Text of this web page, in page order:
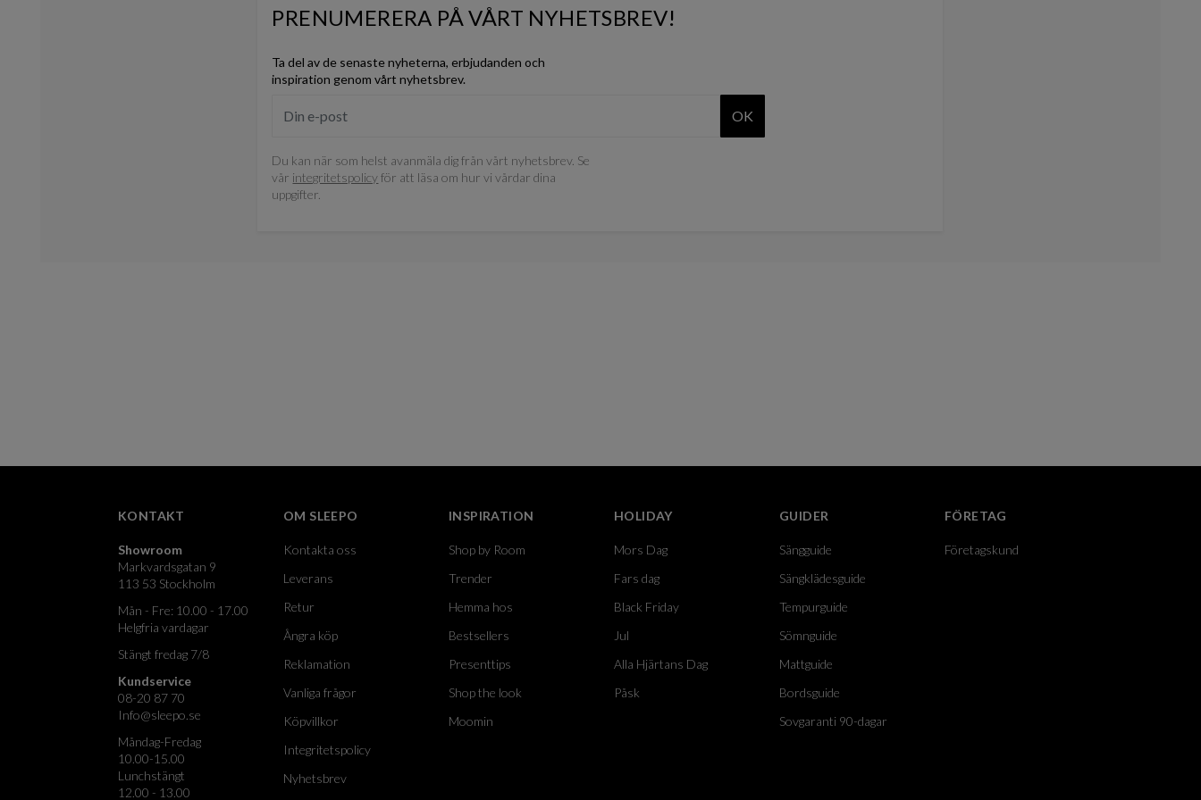
PRENUMERERA PÅ VÅRT NYHETSBREV!
Ta del av de senaste nyheterna, erbjudanden och
inspiration genom vårt nyhetsbrev.
OK
Du kan när som helst avanmäla dig från vårt nyhetsbrev. Se
vår integritetspolicyför att läsa om hur vi vårdar dina
uppgifter.
KONTAKT
Showroom
Markvardsgatan 9
113 53 Stockholm
Mån - Fre: 10.00 - 17.00
Helgfria vardagar
Stängt fredag 7/8
Kundservice
08-20 87 70
Info@sleepo.se
Måndag-Fredag
10.00-15.00
Lunchstängt
12.00 - 13.00
OM SLEEPO
Kontakta oss
Leverans
Retur
Ångra köp
Reklamation
Vanliga frågor
Köpvillkor
Integritetspolicy
Nyhetsbrev
INSPIRATION
Shop by Room
Trender
Hemma hos
Bestsellers
Presenttips
Shop the look
Moomin
HOLIDAY
Mors Dag
Fars dag
Black Friday
Jul
Alla Hjärtans Dag
Påsk
GUIDER
Sängguide
Sängklädesguide
Tempurguide
Sömnguide
Mattguide
Bordsguide
Sovgaranti 90-dagar
FÖRETAG
Företagskund